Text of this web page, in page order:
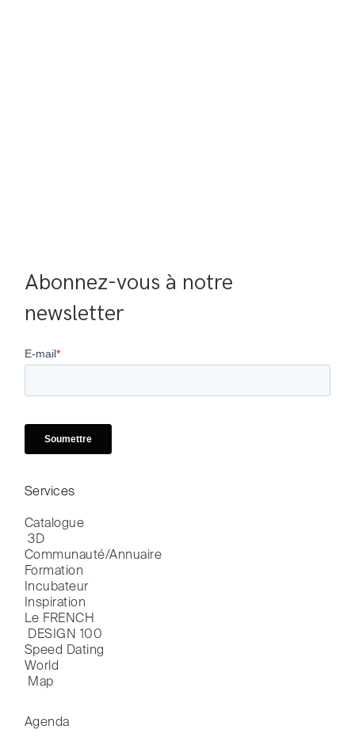
Abonnez-vous à notre
newsletter
Services
Catalogue
3D
Communauté/Annuaire
Formation
Incubateur
Inspiration
Le FRENCH
DESIGN 100
Speed Dating
World
Map
Agenda